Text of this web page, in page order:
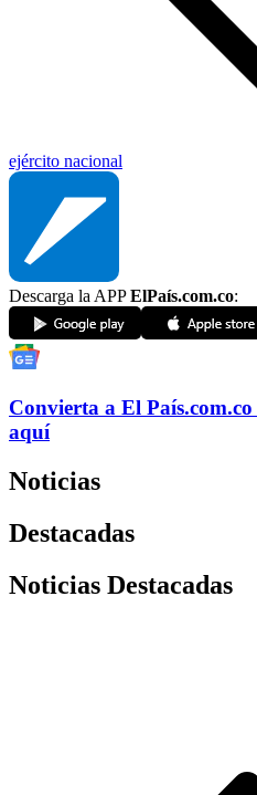
ejército nacional
Descarga la APPElPaís.com.co:
Convierta a El País.com.co
aquí
Noticias
Destacadas
Noticias Destacadas